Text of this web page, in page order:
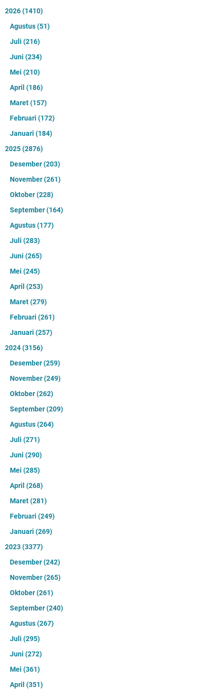
2026(1410)
Agustus(51)
Juli (216)
Juni (234)
Mei (210)
April (186)
Maret(157)
Februari (172)
Januari (184)
2025(2876)
Desember(203)
November(261)
Oktober(228)
September(164)
Agustus(177)
Juli (283)
Juni (265)
Mei (245)
April (253)
Maret(279)
Februari (261)
Januari (257)
2024(3156)
Desember(259)
November(249)
Oktober(262)
September(209)
Agustus(264)
Juli (271)
Juni (290)
Mei (285)
April (268)
Maret(281)
Februari (249)
Januari (269)
2023(3377)
Desember(242)
November(265)
Oktober(261)
September(240)
Agustus(267)
Juli (295)
Juni (272)
Mei (361)
April (351)